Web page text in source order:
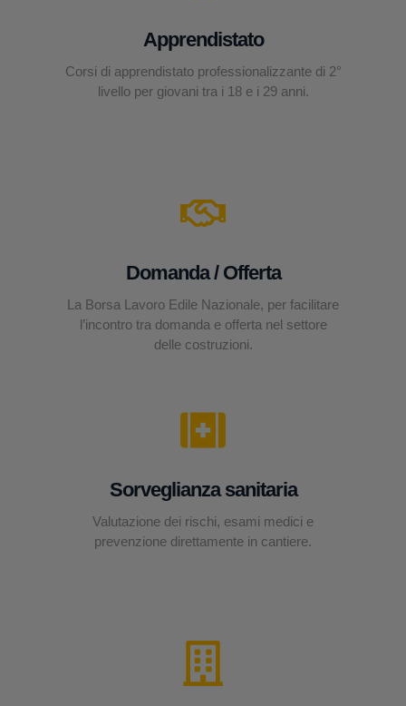
Apprendistato
Corsi di apprendistato professionalizzante di 2°
livello per giovani tra i 18 e i 29 anni.
Domanda / Offerta
La Borsa Lavoro Edile Nazionale, per facilitare
l’incontro tra domanda e offerta nel settore
delle costruzioni.
Sorveglianza sanitaria
Valutazione dei rischi, esami medici e
prevenzione direttamente in cantiere.